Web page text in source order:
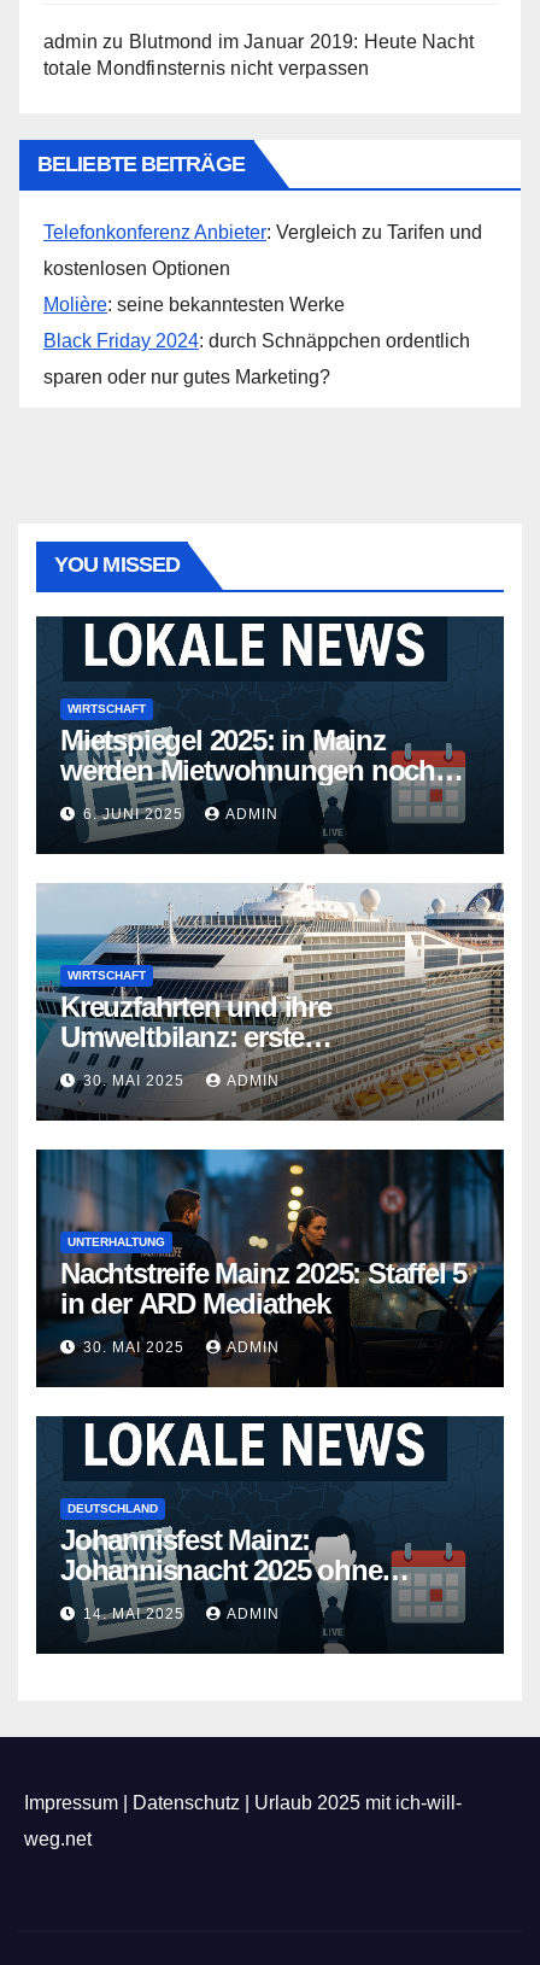
admin zu Blutmond im Januar 2019: Heute Nacht
totale Mondfinsternis nicht verpassen
BELIEBTE BEITRÄGE
Telefonkonferenz Anbieter: Vergleich zu Tarifen und
kostenlosen Optionen
Molière: seine bekanntesten Werke
Black Friday 2024: durch Schnäppchen ordentlich
sparen oder nur gutes Marketing?
YOU MISSED
WIRTSCHAFT
Mietspiegel 2025: in Mainz
werden Mietwohnungen noch
teurer
6. JUNI 2025 ADMIN
WIRTSCHAFT
Kreuzfahrten und ihre
Umweltbilanz: erste
Kreuzfahrtschiffe gehen neue
Wege
30. MAI 2025 ADMIN
UNTERHALTUNG
Nachtstreife Mainz 2025: Staffel 5
in der ARD Mediathek
30. MAI 2025 ADMIN
DEUTSCHLAND
Johannisfest Mainz:
Johannisnacht 2025 ohne
Feuerwerk
14. MAI 2025 ADMIN
Impressum Datenschutz
Urlaub 2025 mit ich-will-
weg.net